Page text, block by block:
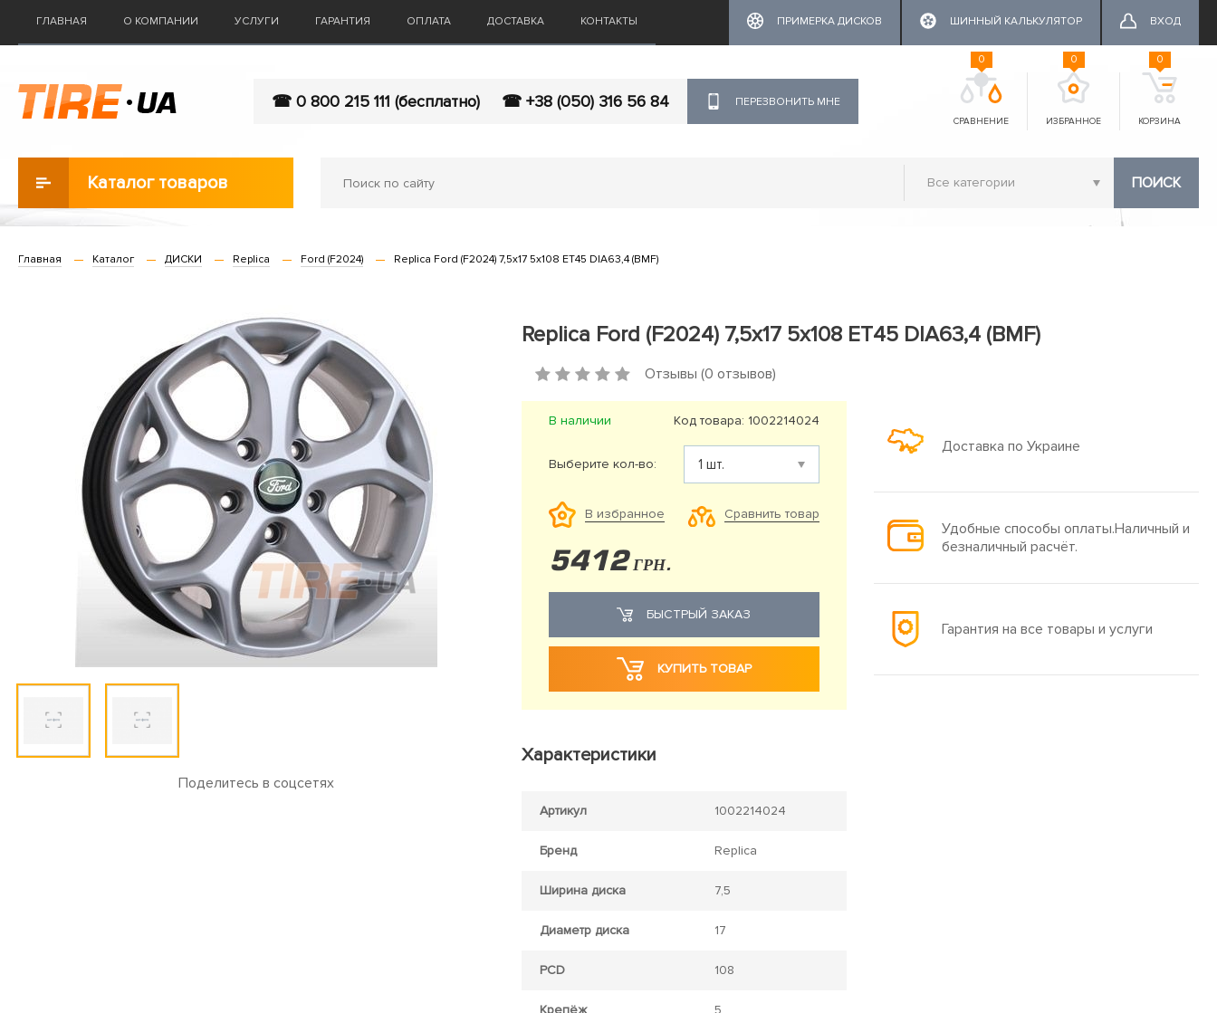
ГЛАВНАЯ О КОМПАНИИ УСЛУГИ ГАРАНТИЯ ОПЛАТА ДОСТАВКА КОНТАКТЫ ПРИМЕРКА ДИСКОВ ШИННЫЙ КАЛЬКУЛЯТОР ВХОД
☎ 0 800 215 111 (бесплатно) ☎ +38 (050) 316 56 84 ПЕРЕЗВОНИТЬ МНЕ
СРАВНЕНИЕ
0
ИЗБРАННОЕ
0
КОРЗИНА
0
Каталог товаров ПОИСК
Главная Каталог ДИСКИ Replica Ford (F2024) Replica Ford (F2024) 7,5x17 5x108 ET45 DIA63,4 (BMF)
Поделитесь в соцсетях
Replica Ford (F2024) 7,5x17 5x108 ET45 DIA63,4 (BMF)
Отзывы (0 отзывов)
В наличии Код товара: 1002214024
Выберите кол-во:
В избранное Сравнить товар
5412 ГРН.
БЫСТРЫЙ ЗАКАЗ
КУПИТЬ ТОВАР
Доставка по Украине
Удобные способы оплаты.Наличный и
безналичный расчёт.
Гарантия на все товары и услуги
Характеристики
Артикул 1002214024
Бренд Replica
Ширина диска 7,5
Диаметр диска 17
PCD 108
Крепёж 5